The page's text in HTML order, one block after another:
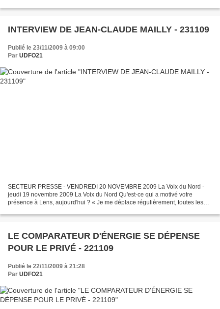
INTERVIEW DE JEAN-CLAUDE MAILLY - 231109
Publié le 23/11/2009 à 09:00
Par UDFO21
SECTEUR PRESSE - VENDREDI 20 NOVEMBRE 2009 La Voix du Nord -
jeudi 19 novembre 2009 La Voix du Nord Qu'est-ce qui a motivé votre
présence à Lens, aujourd'hui ? « Je me déplace régulièrement, toutes les
LE COMPARATEUR D'ÉNERGIE SE DÉPENSE
POUR LE PRIVÉ - 221109
Publié le 22/11/2009 à 21:28
Par UDFO21